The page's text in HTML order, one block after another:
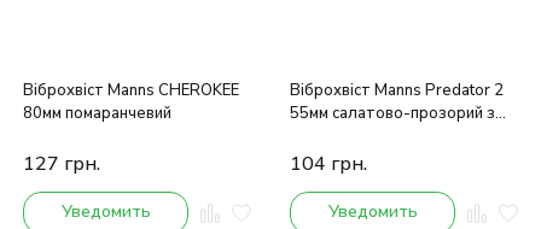
Віброхвіст Manns CHEROKEE
80мм помаранчевий
127 грн.
Уведомить
Віброхвіст Manns Predator 2
55мм салатово-прозорий з
104 грн.
Уведомить